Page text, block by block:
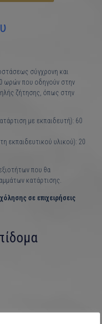
σύγχρονη και
ωρών που οδηγούν στην
ζήτησης, όπως στην
με εκπαιδευτή): 60
εκπαιδευτικού υλικού): 20
που θα
κατάρτισης.
σε επιχειρήσεις